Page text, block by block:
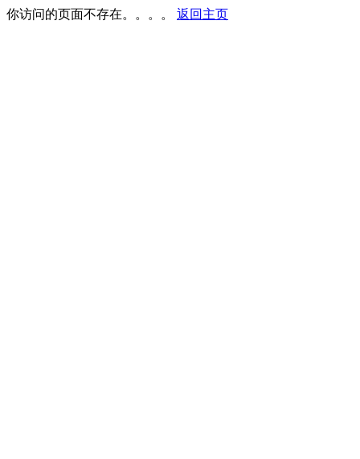
你访问的页面不存在。。。。 返回主页